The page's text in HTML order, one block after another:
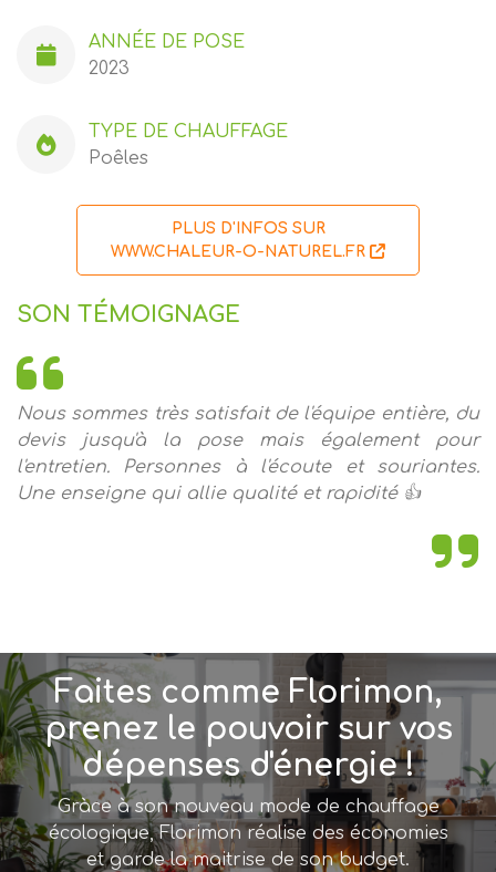
ANNÉE DE POSE
2023
TYPE DE CHAUFFAGE
Poêles
PLUS D'INFOS SUR
WWW.CHALEUR-O-NATUREL.FR
SON TÉMOIGNAGE
Nous sommes très satisfait de l'équipe entière, du
devis jusqu'à la pose mais également pour
l'entretien. Personnes à l'écoute et souriantes.
Une enseigne qui allie qualité et rapidité 👍
Faites comme Florimon,
prenez le pouvoir sur vos
dépenses d'énergie !
Gràce à son nouveau mode de chauffage
écologique, Florimon réalise des économies
et garde la maitrise de son budget.